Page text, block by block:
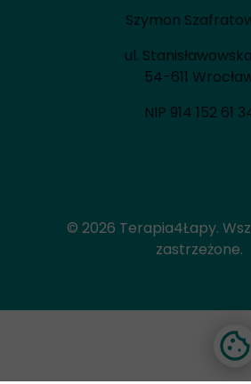
Szymon
ul.
54-611
NIP 914 152 61
© 2026 Terapia4Łapy.
zastrzeżone.